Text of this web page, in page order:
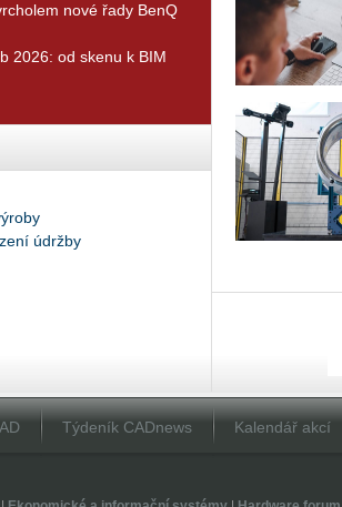
nové řady BenQ
2026: od skenu k BIM
údržby
Týdeník CADnews Kalendář akcí